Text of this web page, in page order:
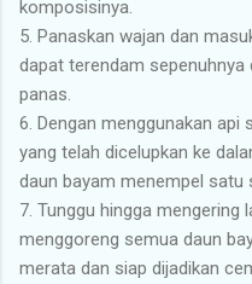
komposisinya.
5. Panaskan wajan dan
dapat terendam sepenuhnya
panas.
6. Dengan menggunakan api
yang telah dicelupkan ke
daun bayam menempel satu
7. Tunggu hingga mengering
menggoreng semua daun
merata dan siap dijadikan